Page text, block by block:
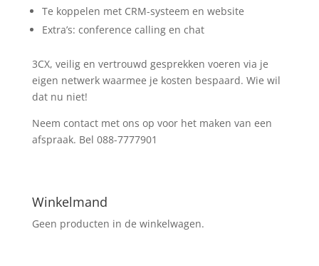
Te koppelen met CRM-systeem en website
Extra’s: conference calling en chat
3CX, veilig en vertrouwd gesprekken voeren via je
eigen netwerk waarmee je kosten bespaard. Wie wil
dat nu niet!
Neem contact met ons op voor het maken van een
afspraak. Bel 088-7777901
Winkelmand
Geen producten in de winkelwagen.